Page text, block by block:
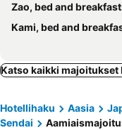
Zao, bed and
Kami, bed and
Katso kaikki majoitukset
Hotellihaku Aasia
Sendai